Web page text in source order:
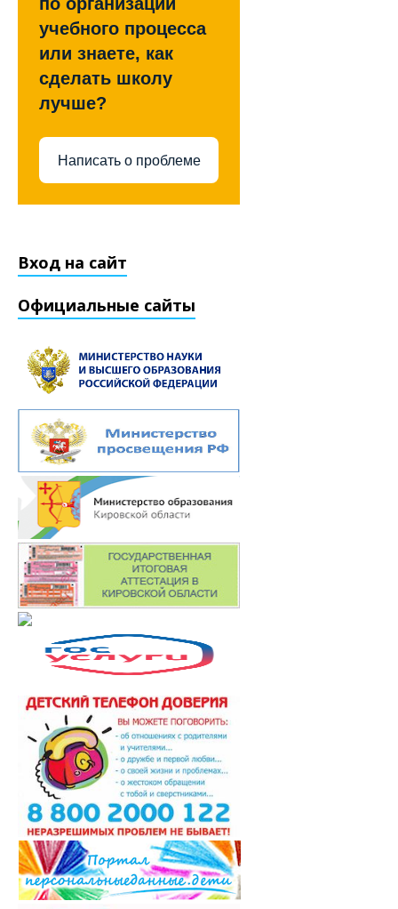
учебного процесса
или знаете, как
сделать школу
лучше?
Написать о проблеме
Вход на сайт
Официальные сайты